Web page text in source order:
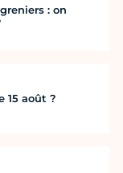
: on
15 août ?